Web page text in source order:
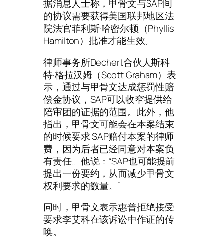
据消息人士称，甲骨文与SAP间
的协议需要获得美国联邦地区法
院法官菲利斯·哈密尔顿（Phyllis
Hamilton）批准才能生效。
律师事务所Dechert合伙人斯科
特·格拉汉姆（Scott Graham）表
示，通过与甲骨文达成惩罚性赔
偿金协议，SAP可以收窄提供给
陪审团的证据的范围。此外，他
指出，甲骨文可能会在本案结束
的时候要求 SAP赔付本案的律师
费，因为后者已经同意对本案负
有责任。他说：“SAP也可能提前
提出一份要约，从而减少甲骨文
权利要求的数量。”
同时，甲骨文表示惠普拒绝接受
要求李艾科在该诉讼中作证的传
唤。